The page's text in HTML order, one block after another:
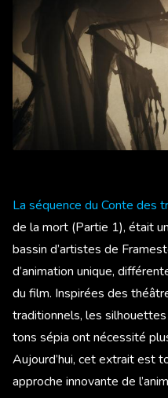
La séquence du Conte des
de la mort (Partie 1), était
bassin d’artistes de
d’animation unique,
du film. Inspirées des
traditionnels, les
tons sépia ont nécessité
Aujourd’hui, cet extrait est
approche innovante de